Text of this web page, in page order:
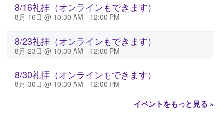
8/16礼拝（オンラインもできます）
8月 16日 @ 10:30 AM - 12:00 PM
8/23礼拝（オンラインもできます）
8月 23日 @ 10:30 AM - 12:00 PM
8/30礼拝（オンラインもできます）
8月 30日 @ 10:30 AM - 12:00 PM
イベントをもっと見る »